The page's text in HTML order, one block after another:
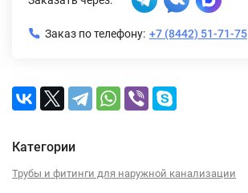
Заказ по телефону: +7 (8442) 51-71-75
Категории
Трубы и фитинги для наружной канализации